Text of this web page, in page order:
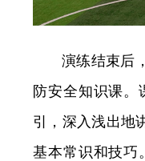
演练结束后
防安全知识课。
引，深入浅出地
基本常识和技巧